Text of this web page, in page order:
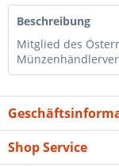
Beschreibung
Mitglied des
Shop Service